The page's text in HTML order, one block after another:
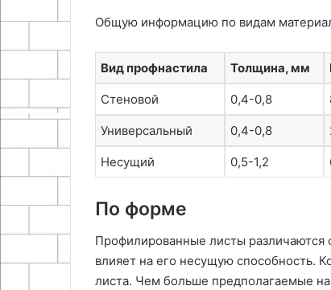
Общую информацию по видам
Вид профнастила Толщина, мм
Стеновой 0,4-0,8
Универсальный 0,4-0,8
Несущий 0,5-1,2
По форме
Профилированные листы
влияет на его несущую способность.
листа. Чем больше предполагаемые